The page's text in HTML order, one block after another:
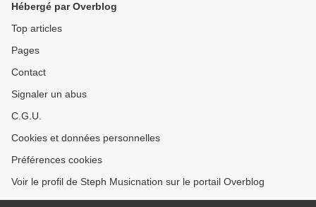
Hébergé par Overblog
Top articles
Pages
Contact
Signaler un abus
C.G.U.
Cookies et données personnelles
Préférences cookies
Voir le profil de Steph Musicnation sur le portail Overblog